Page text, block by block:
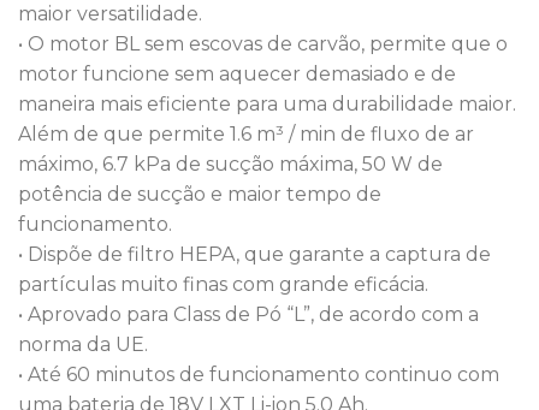
maior versatilidade.
• O motor BL sem escovas de carvão, permite que o
motor funcione sem aquecer demasiado e de
maneira mais eficiente para uma durabilidade maior.
Além de que permite 1.6 m³ / min de fluxo de ar
máximo, 6.7 kPa de sucção máxima, 50 W de
potência de sucção e maior tempo de
funcionamento.
• Dispõe de filtro HEPA, que garante a captura de
partículas muito finas com grande eficácia.
• Aprovado para Class de Pó “L”, de acordo com a
norma da UE.
• Até 60 minutos de funcionamento continuo com
uma bateria de 18V LXT Li-ion 5.0 Ah.